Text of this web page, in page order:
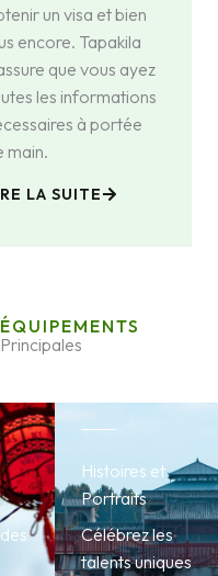
un visa et bien
encore. Tapakila
que vous ayez
les informations
à portée
main.
LA SUITE
Histoires et
Portraits
Célébrez les
talents uniques